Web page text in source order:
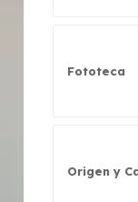
Fototeca
Origen y